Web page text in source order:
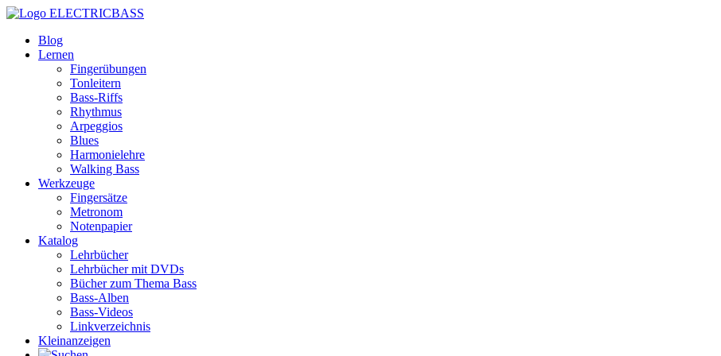
ELECTRICBASS
Blog
Lernen
Fingerübungen
Tonleitern
Bass-Riffs
Rhythmus
Arpeggios
Blues
Harmonielehre
Walking Bass
Werkzeuge
Fingersätze
Metronom
Notenpapier
Katalog
Lehrbücher
Lehrbücher mit DVDs
Bücher zum Thema Bass
Bass-Alben
Bass-Videos
Linkverzeichnis
Kleinanzeigen